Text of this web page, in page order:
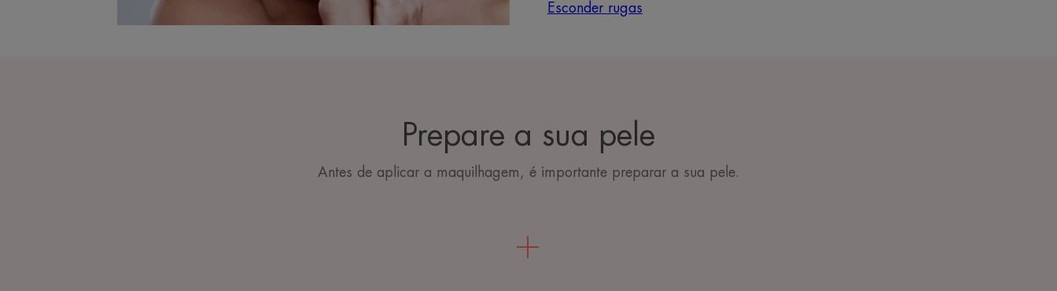
Esconder rugas
Prepare a sua pele
Antes de aplicar a maquilhagem, é importante preparar a sua pele.